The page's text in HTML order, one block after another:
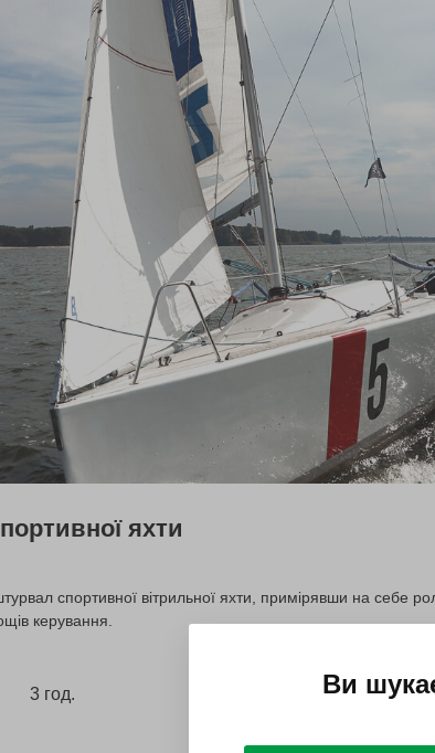
яхти
спортивної вітрильної яхти, примірявши на себе
керування.
3 год. Купити для
Ви